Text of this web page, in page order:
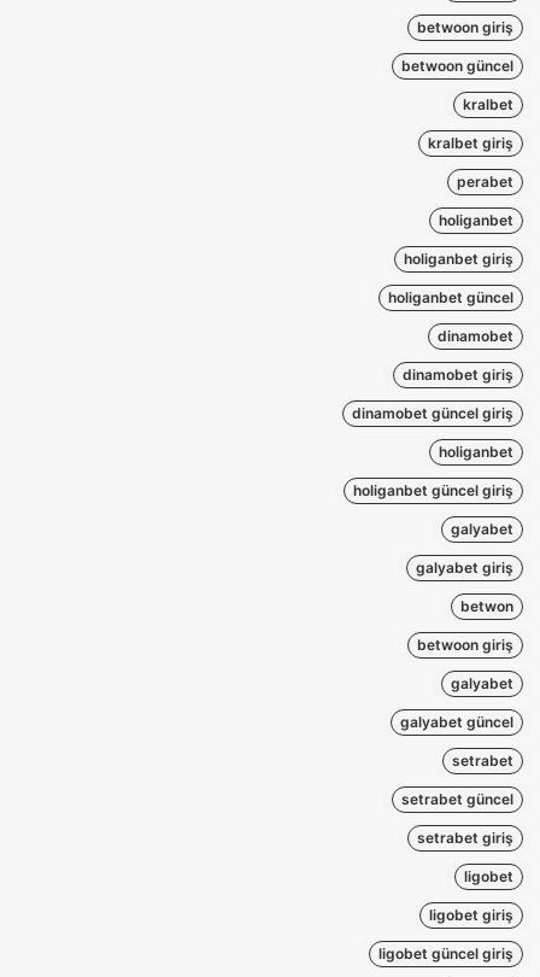
betwoon giriş
betwoon güncel
kralbet
kralbet giriş
perabet
holiganbet
holiganbet giriş
holiganbet güncel
dinamobet
dinamobet giriş
dinamobet güncel giriş
holiganbet
holiganbet güncel giriş
galyabet
galyabet giriş
betwon
betwoon giriş
galyabet
galyabet güncel
setrabet
setrabet güncel
setrabet giriş
ligobet
ligobet giriş
ligobet güncel giriş